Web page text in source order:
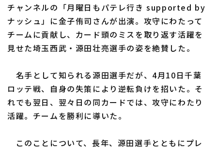
ファーム西地区
交流戦
東北楽天ゴールデンイーグルス
埼玉西武ライオンズ
オリックス・バファローズ
福岡ソフトバンクホークス
設定
チャンネルの「月曜日もパテレ行き supported by
ナッシュ」に金子侑司さんが出演。攻守にわたって
チームに貢献し、カード頭のミスを取り返す活躍を
見せた埼玉西武・源田壮亮選手の姿を絶賛した。
名手として知られる源田選手だが、4月10日千葉
ロッテ戦、自身の失策により逆転負けを招いた。そ
れでも翌日、翌々日の同カードでは、攻守にわたり
活躍。チームを勝利に導いた。
このことについて、長年、源田選手とともにプレ